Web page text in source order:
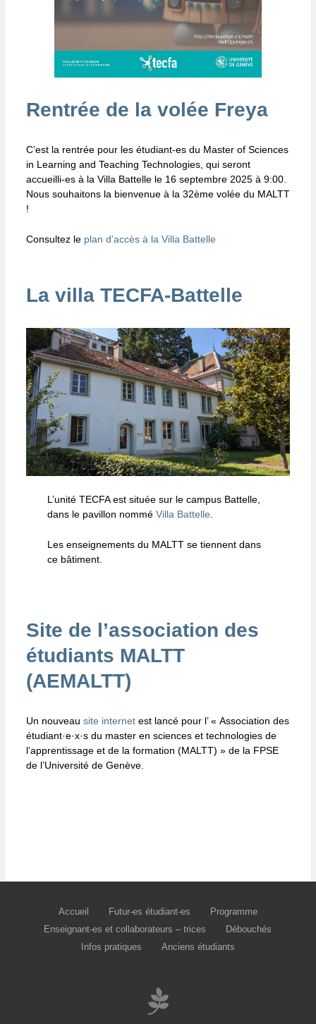
Rentrée de la volée Freya
C’est la rentrée pour les étudiant-es du Master of Sciences
in Learning and Teaching Technologies, qui seront
accueilli-es à la Villa Battelle le 16 septembre 2025 à 9:00.
Nous souhaitons la bienvenue à la 32ème volée du MALTT
!
Consultez le plan d’accès à la Villa Battelle
La villa TECFA-Battelle
L’unité TECFA est située sur le campus Battelle,
dans le pavillon nommé Villa Battelle
Les enseignements du MALTT se tiennent dans
ce bâtiment.
Site de l’association des
étudiants MALTT
(AEMALTT)
Un nouveau site internetest lancé pour l’ « Association des
étudiant·e·x·s du master en sciences et technologies de
l’apprentissage et de la formation (MALTT) » de la FPSE
de l’Université de Genève.
Accueil Futur-es étudiant-es
Programme
Enseignant-es et collaborateurs – trices
Débouchés
Infos pratiques
Anciens étudiants